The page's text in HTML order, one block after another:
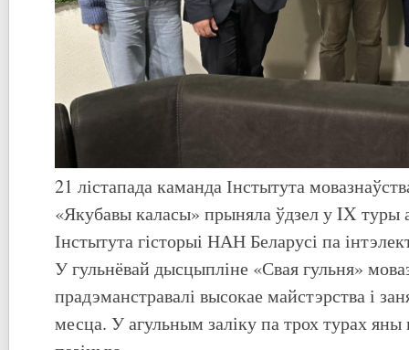
21 лістапада каманда Інстытута
«Якубавы каласы» прыняла ўдзел у IX туры
Інстытута гісторыі НАН Беларусі па
У гульнёвай дысцыпліне «Свая гульня»
прадэманстравалі высокае майстэрства і
месца. У агульным заліку па трох турах